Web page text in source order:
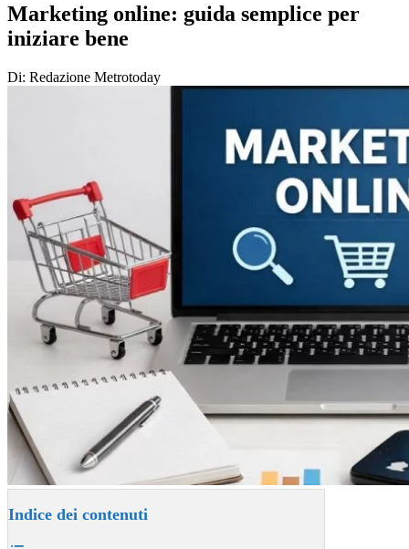
Marketing online: guida semplice per
iniziare bene
Di: Redazione Metrotoday
Indice dei contenuti